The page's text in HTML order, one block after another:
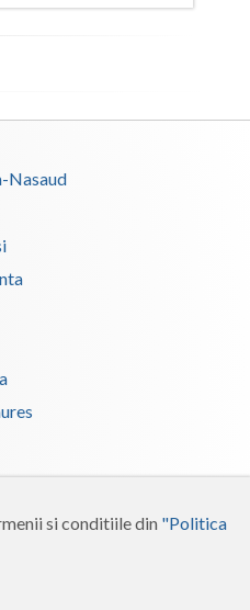
si conditiile din "Politica
Nasaud